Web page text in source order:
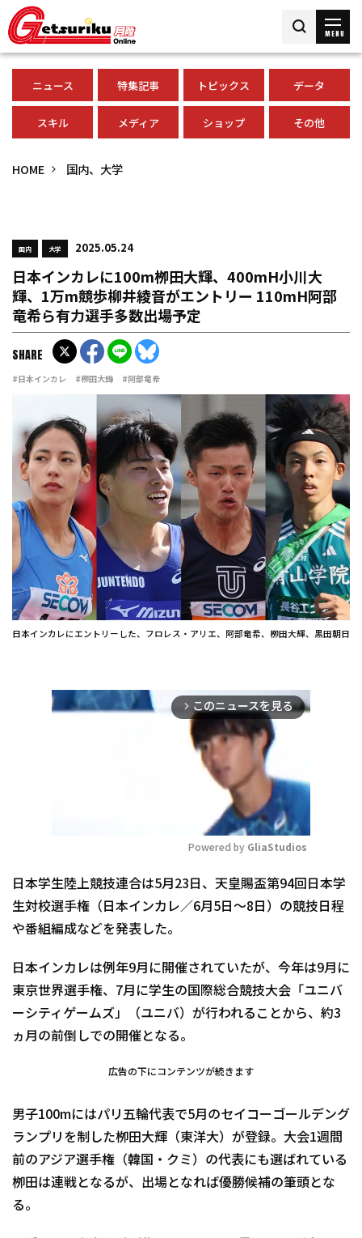
MENU
ニュース 特集記事 トピックス データ
スキル メディア ショップ その他
HOME 国内、大学
国内 大学 2025.05.24
日本インカレに100m栁田大輝、400mH小川大
輝、1万m競歩柳井綾音がエントリー 110mH阿部
竜希ら有力選手多数出場予定
#日本インカレ #栁田大輝 #阿部竜希
SHARE
日本インカレにエントリーした、フロレス・アリエ、阿部竜希、栁田大輝、黒田朝日
arrow_forward_ios このニュースを見る
Mute
Powered by GliaStudios
日本学生陸上競技連合は5月23日、天皇賜盃第94回日本学
生対校選手権（日本インカレ／6月5日～8日）の競技日程
や番組編成などを発表した。
日本インカレは例年9月に開催されていたが、今年は9月に
東京世界選手権、7月に学生の国際総合競技大会「ユニバ
ーシティゲームズ」（ユニバ）が行われることから、約3
ヵ月の前倒しでの開催となる。
広告の下にコンテンツが続きます
男子100mにはパリ五輪代表で5月のセイコーゴールデング
ランプリを制した栁田大輝（東洋大）が登録。大会1週間
前のアジア選手権（韓国・クミ）の代表にも選ばれている
栁田は連戦となるが、出場となれば優勝候補の筆頭とな
る。